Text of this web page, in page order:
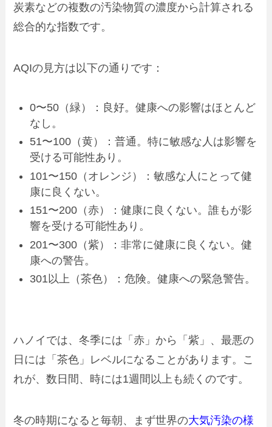
炭素などの複数の汚染物質の濃度から計算される
総合的な指数です。
AQIの見方は以下の通りです：
0〜50（緑）：良好。健康への影響はほとんど
なし。
51〜100（黄）：普通。特に敏感な人は影響を
受ける可能性あり。
101〜150（オレンジ）：敏感な人にとって健
康に良くない。
151〜200（赤）：健康に良くない。誰もが影
響を受ける可能性あり。
201〜300（紫）：非常に健康に良くない。健
康への警告。
301以上（茶色）：危険。健康への緊急警告。
ハノイでは、冬季には「赤」から「紫」、最悪の
日には「茶色」レベルになることがあります。こ
れが、数日間、時には1週間以上も続くのです。
冬の時期になると毎朝、まず世界の大気汚染の様